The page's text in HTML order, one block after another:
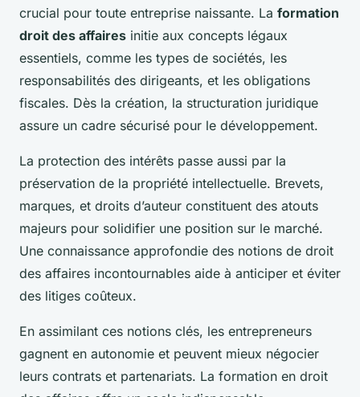
crucial pour toute entreprise naissante. La formation
droit des affaires initie aux concepts légaux
essentiels, comme les types de sociétés, les
responsabilités des dirigeants, et les obligations
fiscales. Dès la création, la structuration juridique
assure un cadre sécurisé pour le développement.
La protection des intérêts passe aussi par la
préservation de la propriété intellectuelle. Brevets,
marques, et droits d’auteur constituent des atouts
majeurs pour solidifier une position sur le marché.
Une connaissance approfondie des notions de droit
des affaires incontournables aide à anticiper et éviter
des litiges coûteux.
En assimilant ces notions clés, les entrepreneurs
gagnent en autonomie et peuvent mieux négocier
leurs contrats et partenariats. La formation en droit